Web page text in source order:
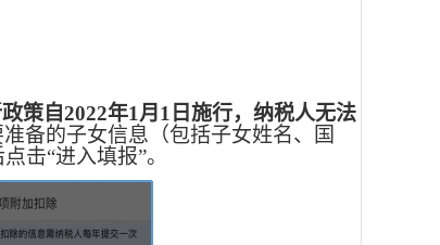
策自2022年1月1日施行，纳税人无法
备的子女信息（包括子女姓名、国
击“进入填报”。